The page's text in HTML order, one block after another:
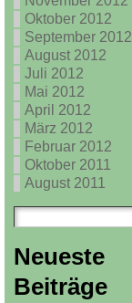
Oktober 2012
September 2012
August 2012
Juli 2012
Mai 2012
April 2012
März 2012
Februar 2012
Oktober 2011
August 2011
Neueste
Beiträge